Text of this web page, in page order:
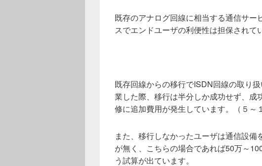
既存のアナログ回線に相当する通信サ
スでエンドユーザの利便性は担保されて
既存回線からの移行でISDN回線の取り
業した際、移行は半分しか成功せず、成
修に追加費用が発生しています。（５～
また、移行しなかったユーザは通信設備
が無く、こちらの場合であれば50万～
う試算が出ています。